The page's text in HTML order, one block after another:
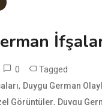
User
0 Tagged
, Duygu German
Görüntüler, Duygu